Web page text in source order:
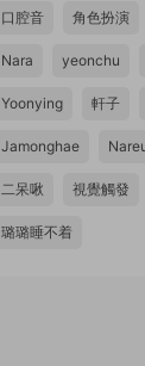
口腔音 角色扮演
Nara yeonchu
Yoonying 軒子
Jamonghae
二呆啾 視覺觸發
璐璐睡不着